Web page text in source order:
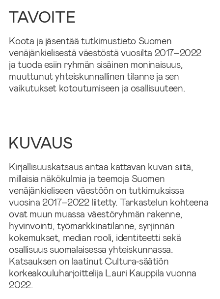
TAVOITE
Koota ja jäsentää tutkimustieto Suomen
venäjänkielisestä väestöstä vuosilta 2017–2022
ja tuoda esiin ryhmän sisäinen moninaisuus,
muuttunut yhteiskunnallinen tilanne ja sen
vaikutukset kotoutumiseen ja osallisuuteen.
KUVAUS
Kirjallisuuskatsaus antaa kattavan kuvan siitä,
millaisia näkökulmia ja teemoja Suomen
venäjänkieliseen väestöön on tutkimuksissa
vuosina 2017–2022 liitetty. Tarkastelun kohteena
ovat muun muassa väestöryhmän rakenne,
hyvinvointi, työmarkkinatilanne, syrjinnän
kokemukset, median rooli, identiteetti sekä
osallisuus suomalaisessa yhteiskunnassa.
Katsauksen on laatinut Cultura‑säätiön
korkeakouluharjoittelija Lauri Kauppila vuonna
2022.